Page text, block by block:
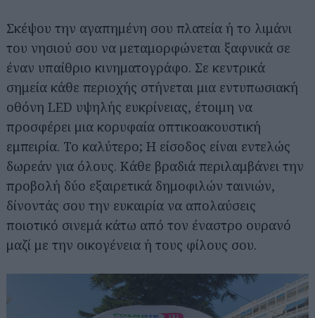
Σκέψου την αγαπημένη σου πλατεία ή το λιμάνι
του νησιού σου να μεταμορφώνεται ξαφνικά σε
έναν υπαίθριο κινηματογράφο. Σε κεντρικά
σημεία κάθε περιοχής στήνεται μια εντυπωσιακή
οθόνη LED υψηλής ευκρίνειας, έτοιμη να
προσφέρει μια κορυφαία οπτικοακουστική
εμπειρία. Το καλύτερο; Η είσοδος είναι εντελώς
δωρεάν για όλους. Κάθε βραδιά περιλαμβάνει την
προβολή δύο εξαιρετικά δημοφιλών ταινιών,
δίνοντάς σου την ευκαιρία να απολαύσεις
ποιοτικό σινεμά κάτω από τον έναστρο ουρανό
μαζί με την οικογένεια ή τους φίλους σου.